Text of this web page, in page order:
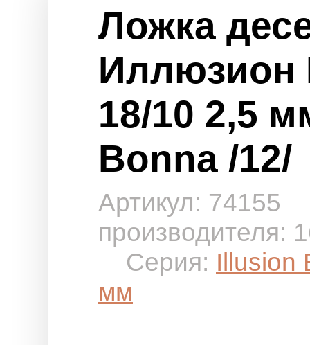
Ложка
Иллюзион
18/10 2,5
Bonna /12/
Артикул: 74155
производителя:
Серия: Illusion
мм